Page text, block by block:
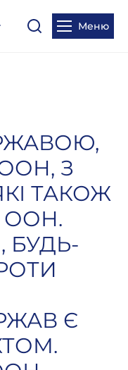
Меню
З
ТАКОЖ
ООН.
БУДЬ-
Є